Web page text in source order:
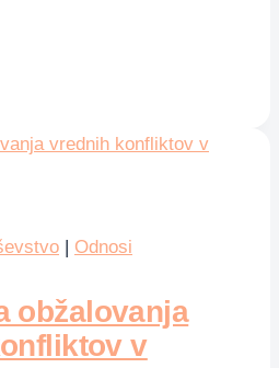
| Odnosi
obžalovanja
v